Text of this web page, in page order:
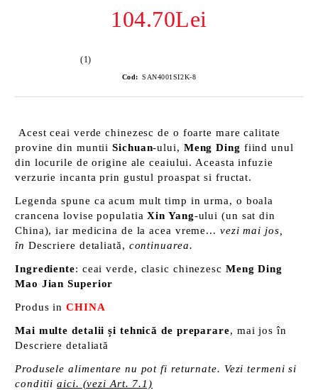
104.70Lei
(1)
Cod: SAN4001SI2K-8
Acest ceai verde chinezesc de o foarte mare calitate
provine din muntiiSichuan-ului, Meng Ding fiind unul
din locurile de origine ale ceaiului. Aceasta infuzie
verzurie incanta prin gustul proaspat si fructat.
Legenda spune ca acum mult timp in urma, o boala
crancena lovise populatiaXin Yang-ului (un sat din
China), iar medicina de la acea vreme... vezi mai jos,
în Descriere detaliată, continuarea.
Ingrediente: ceai verde, clasic chinezesc Meng Ding
Mao Jian Superior
Produs in CHINA
Mai multe detalii și tehnică de preparare, mai jos în
Descriere detaliată
Produsele alimentare nu pot fi returnate. Vezi termeni si
conditiiaici. (vezi Art. 7.1)